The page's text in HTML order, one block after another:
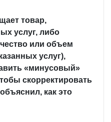
товар,
услуг, либо
или объем
услуг),
«минусовый»
скорректировать
как это